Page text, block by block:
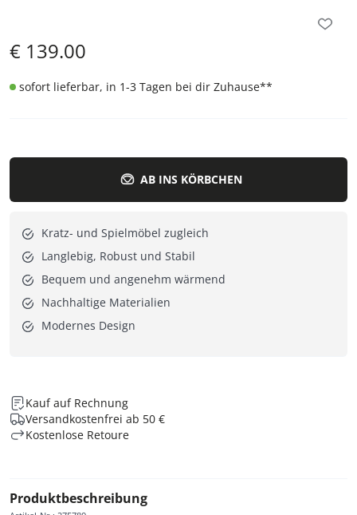
€ 139.00
sofort lieferbar, in 1-3 Tagen bei dir Zuhause**
AB INS KÖRBCHEN
Kratz- und Spielmöbel zugleich
Langlebig, Robust und Stabil
Bequem und angenehm wärmend
Nachhaltige Materialien
Modernes Design
Kauf auf Rechnung
Versandkostenfrei ab 50 €
Kostenlose Retoure
Produktbeschreibung